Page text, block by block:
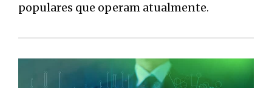
populares que operam atualmente.